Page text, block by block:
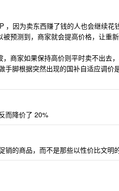
因为卖东西赚了钱的人也会继续花钱
预测到，商家就会提高价格，让重
商家如果保持高价则平时卖不出去
脚根据突然出现的国补自适应调价
而降价了 20%
销的商品，而不是那些以性价比文明